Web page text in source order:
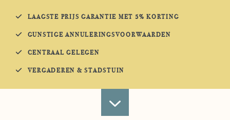
LAAGSTE PRIJS GARANTIE MET 5% KORTING
GUNSTIGE ANNULERINGSVOORWAARDEN
CENTRAAL GELEGEN
VERGADEREN & STADSTUIN